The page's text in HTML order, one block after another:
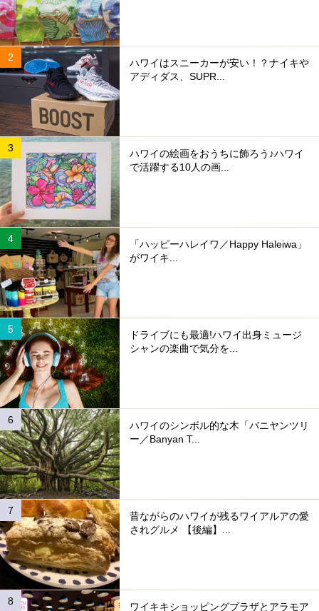
ハワイはスニーカーが安い！？ナイキや
アディダス、SUPR...
ハワイの絵画をおうちに飾ろう♪ハワイ
で活躍する10人の画...
「ハッピーハレイワ／Happy Haleiwa」
がワイキ...
ドライブにも最適!ハワイ出身ミュージ
シャンの楽曲で気分を...
ハワイのシンボル的な木「バニヤンツリ
ー／Banyan T...
昔ながらのハワイが残るワイアルアの愛
されグルメ 【後編】...
ワイキキショッピングプラザとアラモア